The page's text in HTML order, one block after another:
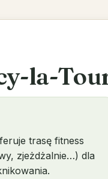
la-
trasę fitness
zjeżdżalnie…) dla